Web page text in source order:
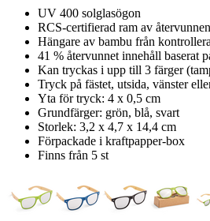
UV 400 solglasögon
RCS-certifierad ram av
Hängare av bambu från
41 % återvunnet innehåll baserat
Kan tryckas i upp till 3 färger
Tryck på fästet, utsida, vänster
Yta för tryck: 4 x 0,5 cm
Grundfärger: grön, blå, svart
Storlek: 3,2 x 4,7 x 14,4 cm
Förpackade i kraftpapper-box
Finns från 5 st